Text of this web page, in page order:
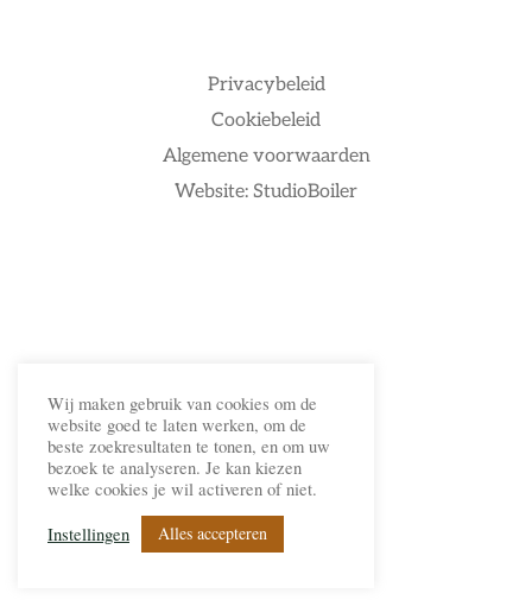
Privacybeleid
Cookiebeleid
Algemene voorwaarden
Website: StudioBoiler
Wij maken gebruik van cookies om de
website goed te laten werken, om de
beste zoekresultaten te tonen, en om uw
bezoek te analyseren. Je kan kiezen
welke cookies je wil activeren of niet.
Instellingen
Alles accepteren